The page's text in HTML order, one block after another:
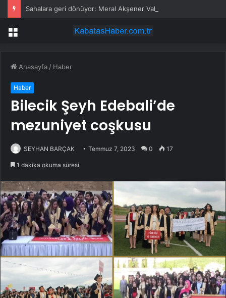
Menü
Anasayfa / Haber
Haber
Bilecik Şeyh Edebali’de
mezuniyet coşkusu
SEYHAN BARÇAK Temmuz 7, 2023 0 17
1 dakika okuma süresi